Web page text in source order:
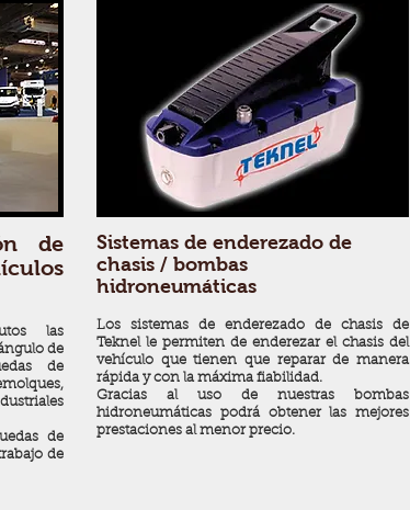
de
las
de
de
de
de
Sistemas de enderezado de
chasis / bombas
hidroneumáticas
Los sistemas de enderezado de chasis de
Teknel le permiten de enderezar el chasis del
vehículo que tienen que reparar de manera
rápida y con la máxima fiabilidad.
Gracias al uso de nuestras bombas
hidroneumáticas podrá obtener las mejores
prestaciones al menor precio.